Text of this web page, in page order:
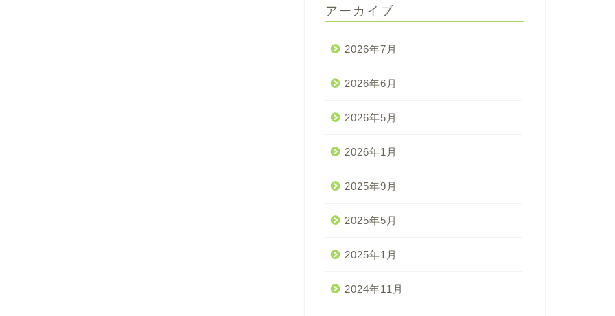
アーカイブ
2026年7月
2026年6月
2026年5月
2026年1月
2025年9月
2025年5月
2025年1月
2024年11月